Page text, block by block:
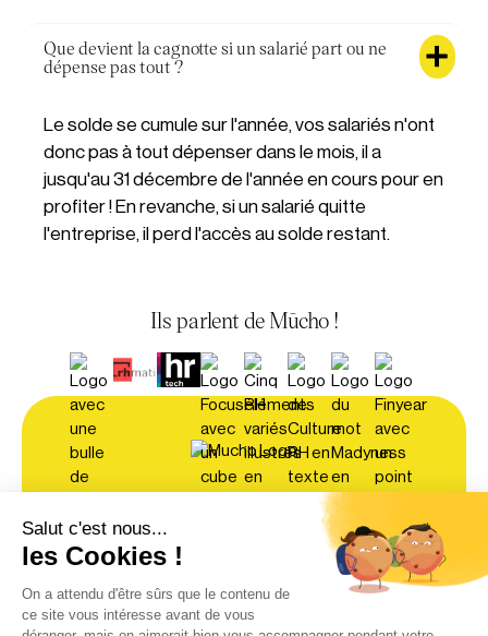
Que devient la cagnotte si un salarié part ou ne
dépense pas tout ?
Le solde se cumule sur l'année, vos salariés n'ont
donc pas à tout dépenser dans le mois, il a
jusqu'au 31 décembre de l'année en cours pour en
profiter ! En revanche, si un salarié quitte
l'entreprise, il perd l'accès au solde restant.
Ils parlent de Mūcho !
Contact